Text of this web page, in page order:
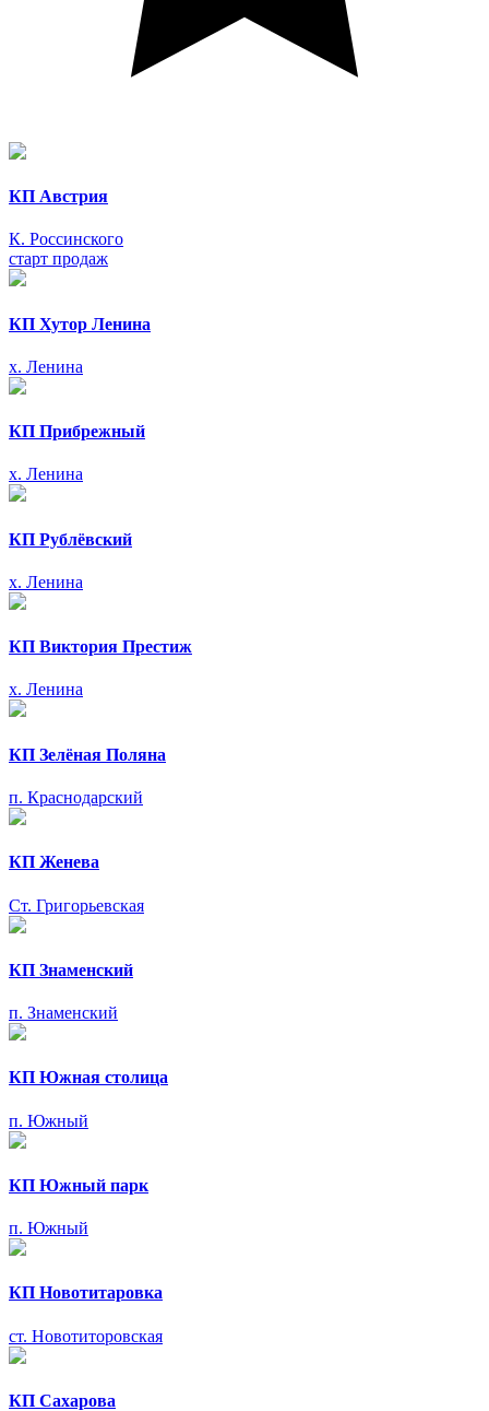
КП Австрия
К. Россинского
старт продаж
КП Хутор Ленина
х. Ленина
КП Прибрежный
х. Ленина
КП Рублёвский
х. Ленина
КП Виктория Престиж
х. Ленина
КП Зелёная Поляна
п. Краснодарский
КП Женева
Ст. Григорьевская
КП Знаменский
п. Знаменский
КП Южная столица
п. Южный
КП Южный парк
п. Южный
КП Новотитаровка
ст. Новотиторовская
КП Сахарова